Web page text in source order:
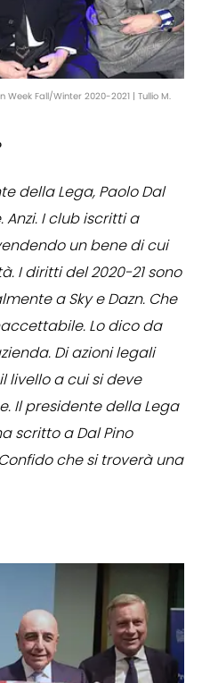
Week Fall/Winter 2020-2021 | Tullio M.
della Lega, Paolo Dal
Anzi. I club iscritti a
un bene di cui
I diritti del 2020-21 sono
a Sky e Dazn. Che
Lo dico da
Di azioni legali
livello a cui si deve
Il presidente della Lega
scritto a Dal Pino
che si troverà una